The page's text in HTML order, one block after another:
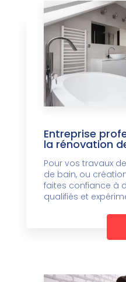
Entreprise
la rénovation
Pour vos travaux
de bain, ou
faites confiance à
qualifiés et